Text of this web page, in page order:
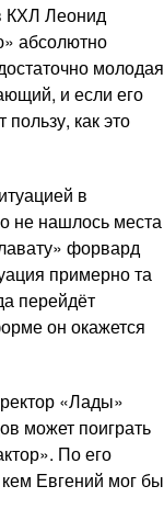
КХЛ Леонид
абсолютно
молодая
и если его
как это
в
не нашлось места
форвард
примерно та
перейдёт
он окажется
«Лады»
может поиграть
По его
Евгений мог бы